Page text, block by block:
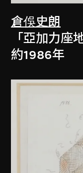
倉俁史朗
「亞加力座
約1986年